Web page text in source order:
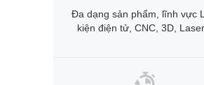
Đa dạng sản phẩm, lĩnh vực
kiện điện tử, CNC, 3D,